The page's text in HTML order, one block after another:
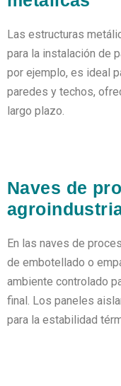
Las estructuras
para la instalación de
por ejemplo, es ideal
paredes y techos,
largo plazo.
Naves de
En las naves de
de embotellado o
ambiente controlado
final. Los paneles
para la estabilidad